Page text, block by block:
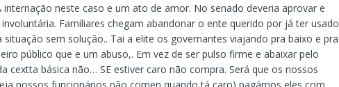
internação neste caso e um ato de amor. No senado deveria aprovar e
Familiares chegam abandonar o ente querido por já ter usado
sem solução.. Tai a elite os governantes viajando pra baixo e pra
público que e um abuso,. Em vez de ser pulso firme e abaixar pelo
cextta básica não… SE estiver caro não compra. Será que os nossos